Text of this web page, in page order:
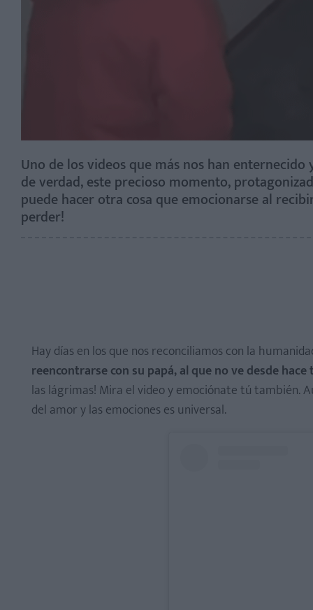
Uno de los videos que más nos han
de verdad, este precioso momento,
puede hacer otra cosa que emocionarse al
perder!
Hay días en los que nos reconciliamos con la
reencontrarse con su papá, al que no ve desde
las lágrimas! Mira el video y emociónate tú también.
del amor y las emociones es universal.